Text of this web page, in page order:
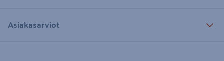
Asiakasarviot